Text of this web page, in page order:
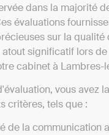
dans la majorité
évaluations
sur la qualité
significatif lors
cabinet à Lambres-
vous avez
critères, tels que :
de la communication